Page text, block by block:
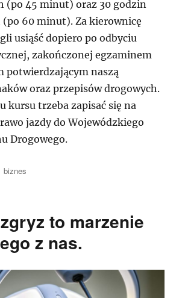
(po 45 minut) oraz 30 godzin
60 minut). Za kierownicę
usiąść dopiero po odbyciu
zakończonej egzaminem
potwierdzającym naszą
oraz przepisów drogowych.
kursu trzeba zapisać się na
jazdy do Wojewódzkiego
Drogowego.
Kategorie
biznes
to marzenie
z nas.